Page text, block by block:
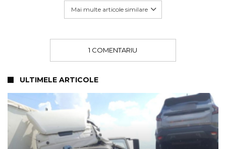
Mai multe articole similare
1 COMENTARIU
ULTIMELE ARTICOLE